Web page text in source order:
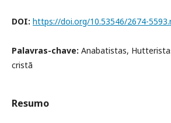
DOI: https://doi.org/10.53546/2674-
Palavras-chave: Anabatistas,
cristã
Resumo